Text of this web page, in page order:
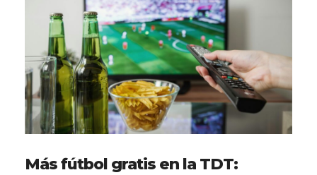
Más fútbol gratis en la TDT: